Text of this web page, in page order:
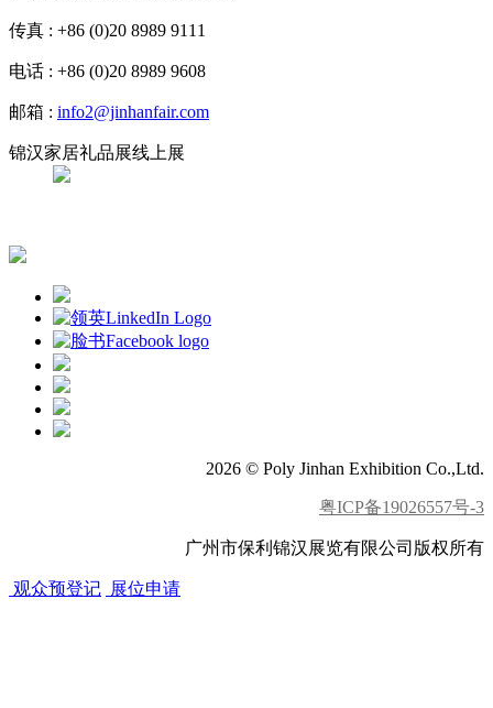
传真 : +86 (0)20 8989 9111
电话 : +86 (0)20 8989 9608
邮箱 : info2@jinhanfair.com
锦汉家居礼品展线上展
2026 © Poly Jinhan Exhibition Co.,Ltd.
粤ICP备19026557号-3
广州市保利锦汉展览有限公司版权所有
观众预登记 展位申请